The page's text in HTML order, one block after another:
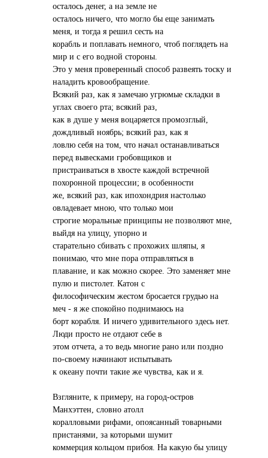
осталось денег, а на земле не
осталось ничего, что могло бы еще занимать
меня, и тогда я решил сесть на
корабль и поплавать немного, чтоб поглядеть на
мир и с его водной стороны.
Это у меня проверенный способ развеять тоску и
наладить кровообращение.
Всякий раз, как я замечаю угрюмые складки в
углах своего рта; всякий раз,
как в душе у меня воцаряется промозглый,
дождливый ноябрь; всякий раз, как я
ловлю себя на том, что начал останавливаться
перед вывесками гробовщиков и
пристраиваться в хвосте каждой встречной
похоронной процессии; в особенности
же, всякий раз, как ипохондрия настолько
овладевает мною, что только мои
строгие моральные принципы не позволяют мне,
выйдя на улицу, упорно и
старательно сбивать с прохожих шляпы, я
понимаю, что мне пора отправляться в
плавание, и как можно скорее. Это заменяет мне
пулю и пистолет. Катон с
философическим жестом бросается грудью на
меч - я же спокойно поднимаюсь на
борт корабля. И ничего удивительного здесь нет.
Люди просто не отдают себе в
этом отчета, а то ведь многие рано или поздно
по-своему начинают испытывать
к океану почти такие же чувства, как и я.
Взгляните, к примеру, на город-остров
Манхэттен, словно атолл
коралловыми рифами, опоясанный товарными
пристанями, за которыми шумит
коммерция кольцом прибоя. На какую бы улицу